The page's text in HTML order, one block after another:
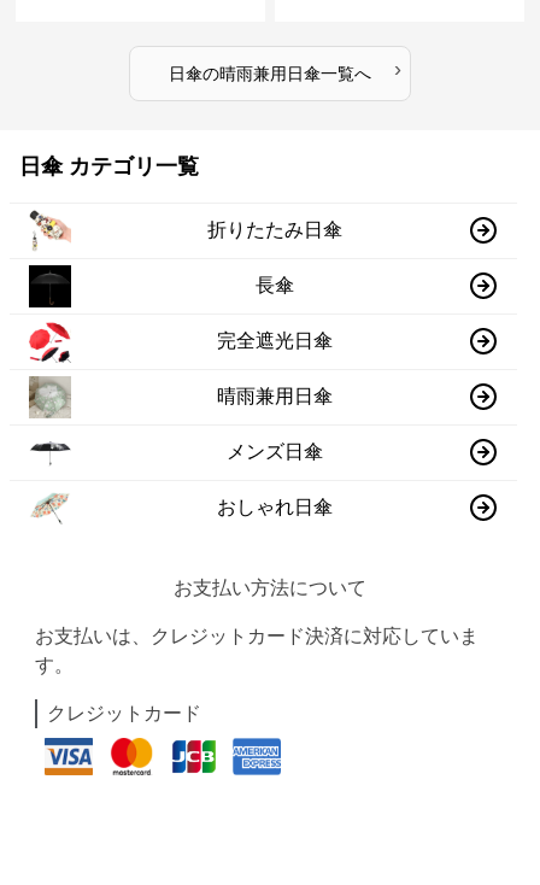
日傘の晴雨兼用日傘一覧へ ›
日傘 カテゴリ一覧
折りたたみ日傘
長傘
完全遮光日傘
晴雨兼用日傘
メンズ日傘
おしゃれ日傘
お支払い方法について
お支払いは、クレジットカード決済に対応していま
す。
クレジットカード